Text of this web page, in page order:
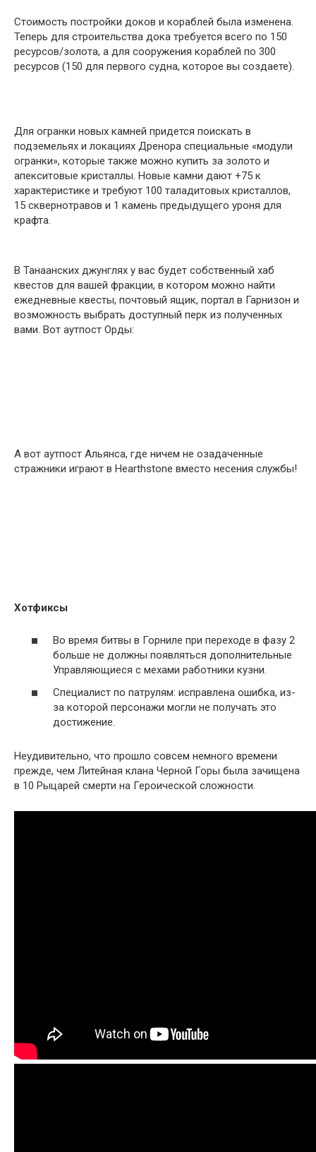
Стоимость постройки доков и кораблей была изменена.
Теперь для строительства дока требуется всего по 150
ресурсов/золота, а для сооружения кораблей по 300
ресурсов (150 для первого судна, которое вы создаете).
Для огранки новых камней придется поискать в
подземельях и локациях Дренора специальные «модули
огранки», которые также можно купить за золото и
апекситовые кристаллы. Новые камни дают +75 к
характеристике и требуют 100 таладитовых кристаллов,
15 сквернотравов и 1 камень предыдущего уроня для
крафта.
В Танаанских джунглях у вас будет собственный хаб
квестов для вашей фракции, в котором можно найти
ежедневные квесты, почтовый ящик, портал в Гарнизон и
возможность выбрать доступный перк из полученных
вами. Вот аутпост Орды:
А вот аутпост Альянса, где ничем не озадаченные
стражники играют в Hearthstone вместо несения службы!
Хотфиксы
Во время битвы в Горниле при переходе в фазу 2
больше не должны появляться дополнительные
Управляющиеся с мехами работники кузни.
Специалист по патрулям: исправлена ошибка, из-
за которой персонажи могли не получать это
достижение.
Неудивительно, что прошло совсем немного времени
прежде, чем Литейная клана Черной Горы была зачищена
в 10 Рыцарей смерти на Героической сложности.